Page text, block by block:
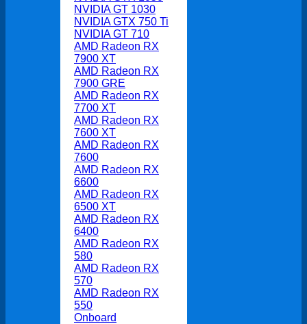
NVIDIA GT 1030
NVIDIA GTX 750 Ti
NVIDIA GT 710
AMD Radeon RX
7900 XT
AMD Radeon RX
7900 GRE
AMD Radeon RX
7700 XT
AMD Radeon RX
7600 XT
AMD Radeon RX
7600
AMD Radeon RX
6600
AMD Radeon RX
6500 XT
AMD Radeon RX
6400
AMD Radeon RX
580
AMD Radeon RX
570
AMD Radeon RX
550
Onboard